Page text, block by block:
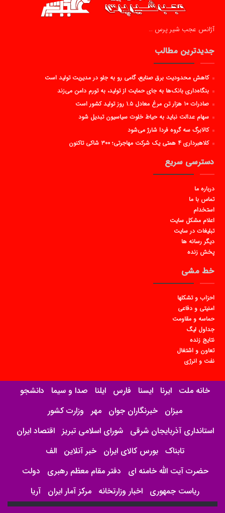
آژانس عجب شیر پرس …
جدیدترین مطالب
کاهش محدودیت برق صنایع، گامی رو به جلو در مدیریت تولید است
بنگاه‌داری بانک‌ها به جای حمایت از تولید، به تورم دامن می‌زند
صادرات ۱۰ هزار تن مرغ معادل ۱.۵ روز تولید کشور است
سهام عدالت نباید به حیاط خلوت سیاسیون تبدیل شود
کالابرگ سه گروه فردا شارژ می‌شود
کلاهبرداری ۴ همتی یک شرکت مهاجرتی؛ ۳۰۰ شاکی تاکنون
دسترسی سریع
درباره ما
تماس با ما
استخدام
اعلام مشکل سایت
تبلیغات در سایت
دیگر رسانه ها
پخش زنده
خط مشی
احزاب و تشکلها
امنیتی و دفاعی
حماسه و مقاومت
جداول لیگ
نتایج زنده
تعاون و اشتغال
نفت و انرژی
خانه ملت ایرنا ایسنا فارس ایلنا صدا و سیما دانشجو
میزان خبرنگاران جوان مهر
وزارت کشور
استانداری آذربایجان شرقی
شورای اسلامی تبریز
اقتصاد ایران
تابناک بورس کالای ایران خبر آنلاین الف
حضرت آیت الله خامنه ای
دفتر مقام معظم رهبری
دولت
ریاست جمهوری اخبار وزارتخانه مرکز آمار ایران آریا